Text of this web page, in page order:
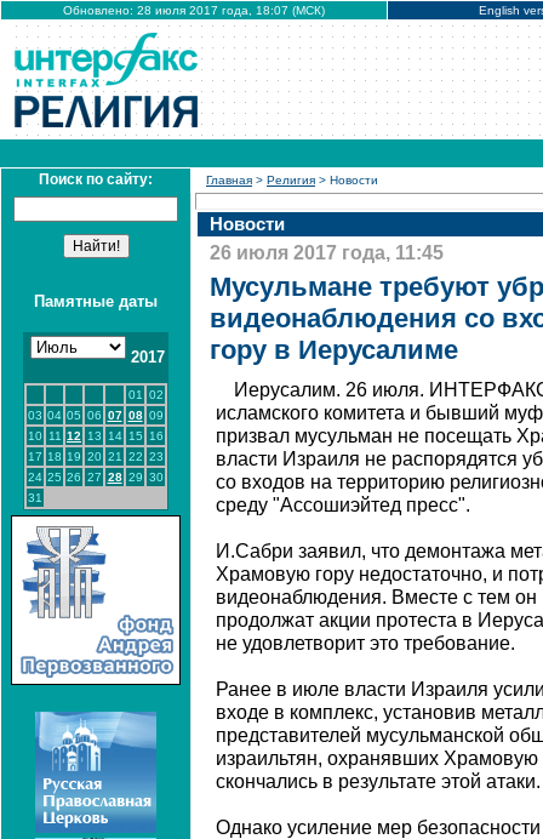
Обновлено: 28 июля 2017 года, 18:07 (МСК) English
Поиск по сайту:
Памятные даты
2017
01
02
03 04 05 06 07 08 09
10
11 12 13 14 15
16
17 18 19 20 21 22 23
24 25 26 27 28 29 30
31
Главная > Религия > Новости
Новости
26 июля 2017 года, 11:45
Мусульмане требуют
видеонаблюдения со
гору в Иерусалиме
Иерусалим. 26 июля.
исламского комитета и бывший
призвал мусульман не посещать
власти Израиля не распорядятся
со входов на территорию
среду "Ассошиэйтед пресс".
И.Сабри заявил, что демонтажа
Храмовую гору недостаточно, и
видеонаблюдения. Вместе с тем
продолжат акции протеста в
не удовлетворит это требование.
Ранее в июле власти Израиля
входе в комплекс, установив
представителей мусульманской
израильтян, охранявших Храмовую
скончались в результате этой атаки.
Однако усиление мер